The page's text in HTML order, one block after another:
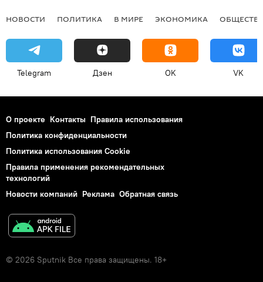
НОВОСТИ ПОЛИТИКА В МИРЕ ЭКОНОМИКА
Telegram Дзен OK VK
О проекте Контакты Правила использования
Политика конфиденциальности
Политика использования Cookie
Правила применения рекомендательных
технологий
Новости компаний Реклама Обратная связь
© 2026 Sputnik Все права защищены. 18+